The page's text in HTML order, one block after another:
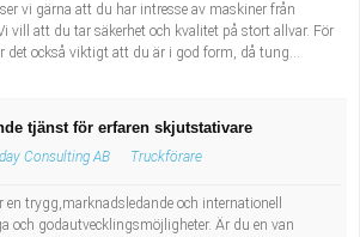
vi gärna att du har intresse av maskiner från
vill att du tar säkerhet och kvalitet på stort allvar. För
det också viktigt att du är i god form, då tung...
tjänst för erfaren skjutstativare
Consulting AB Truckförare
en trygg,marknadsledande och internationell
och godautvecklingsmöjligheter. Är du en van